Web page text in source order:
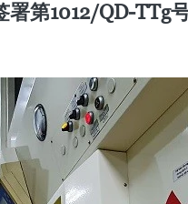
第1012/QD-TTg